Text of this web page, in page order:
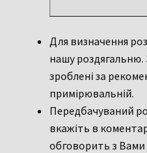
Для визначення
нашу роздягальню.
зроблені за
примірювальній.
Передбачуваний
вкажіть в
обговорить з Вами